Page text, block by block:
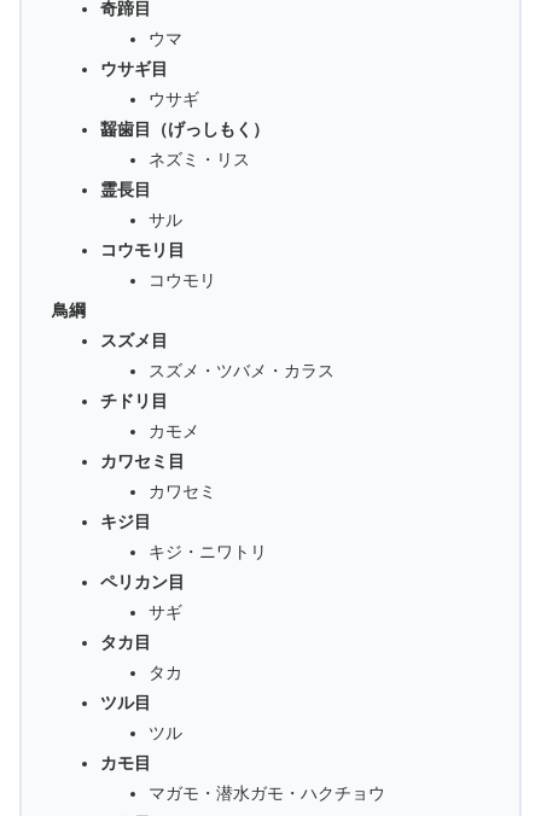
奇蹄目
ウマ
ウサギ目
ウサギ
齧歯目（げっしもく）
ネズミ・リス
霊長目
サル
コウモリ目
コウモリ
鳥綱
スズメ目
スズメ・ツバメ・カラス
チドリ目
カモメ
カワセミ目
カワセミ
キジ目
キジ・ニワトリ
ペリカン目
サギ
タカ目
タカ
ツル目
ツル
カモ目
マガモ・潜水ガモ・ハクチョウ